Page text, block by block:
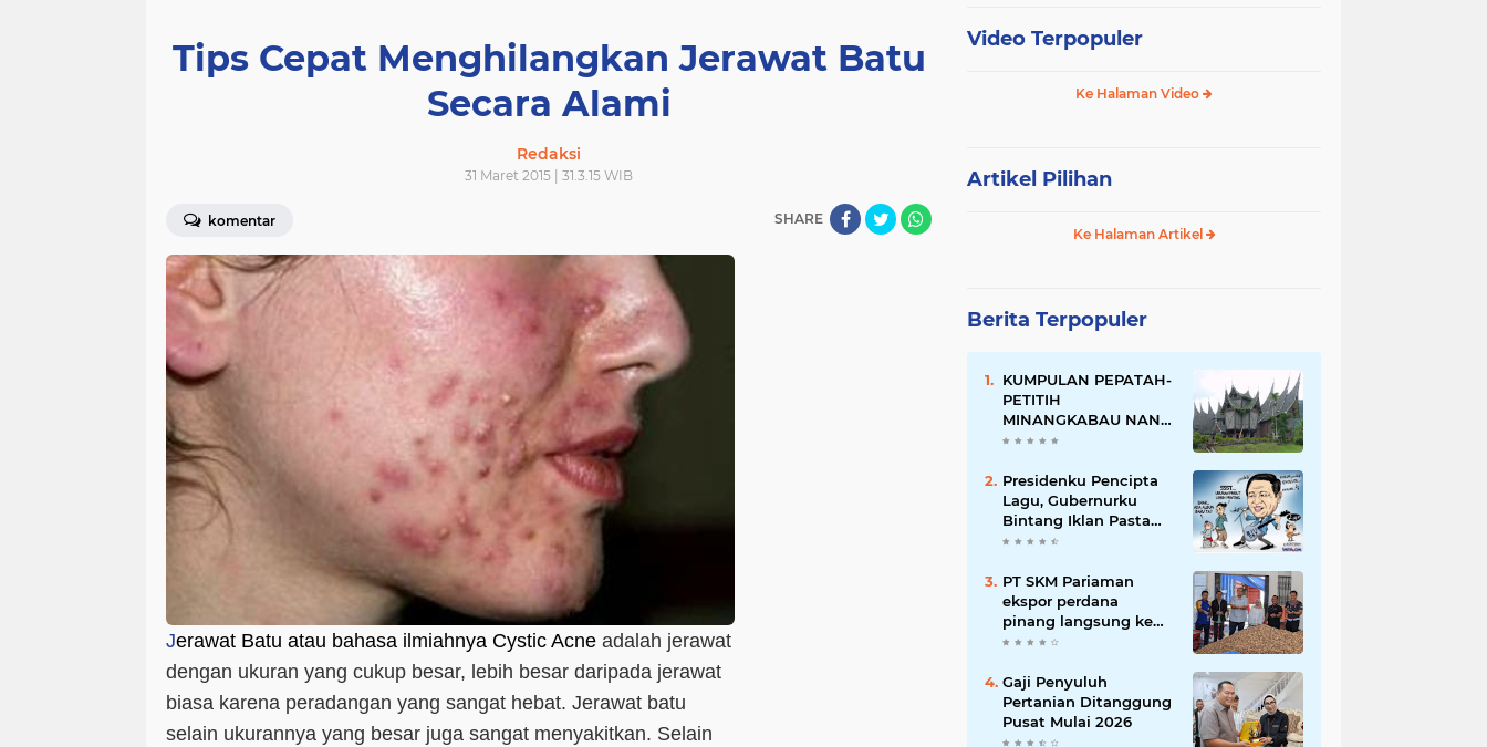
Tips Cepat Menghilangkan Jerawat Batu
Secara Alami
Redaksi
31 Maret 2015 | 31.3.15 WIB
komentar SHARE
Jerawat Batu atau bahasa ilmiahnya Cystic Acne adalah jerawat
dengan ukuran yang cukup besar, lebih besar daripada jerawat
biasa karena peradangan yang sangat hebat. Jerawat batu
selain ukurannya yang besar juga sangat menyakitkan. Selain
Video Terpopuler
Ke Halaman Video
Artikel Pilihan
Ke Halaman Artikel
Berita Terpopuler
KUMPULAN PEPATAH-
PETITIH
MINANGKABAU NAN
ELOK
Presidenku Pencipta
Lagu, Gubernurku
Bintang Iklan Pasta
Gigi
PT SKM Pariaman
ekspor perdana
pinang langsung ke
India
Gaji Penyuluh
Pertanian Ditanggung
Pusat Mulai 2026